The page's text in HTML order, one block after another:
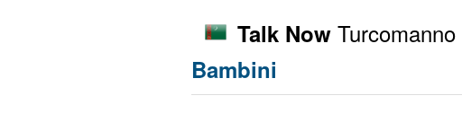
Talk Now Turcomanno
Bambini